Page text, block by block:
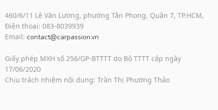
460/6/11 Lê Văn Lương, phường Tân Phong, Quận 7, TP.HCM,
Điện thoại: 083-8039939
Email: contact@carpassion.vn
Giấy phép MXH số 256/GP-BTTTT do Bộ TTTT cấp ngày
17/06/2020
Chịu trách nhiệm nội dung: Trần Thị Phương Thảo